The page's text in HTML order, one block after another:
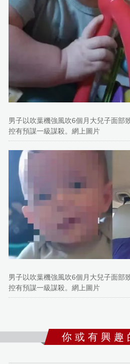
男子以吹葉機強風吹6個月大兒子面部
控有預謀一級謀殺。網上圖片
男子以吹葉機強風吹6個月大兒子面部
控有預謀一級謀殺。網上圖片
你 或 有 興 趣